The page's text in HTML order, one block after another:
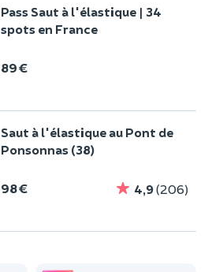
Pass Saut à l'élastique | 34
spots en France
89 €
Saut à l'élastique au Pont de
Ponsonnas (38)
98 € 4,9(206)